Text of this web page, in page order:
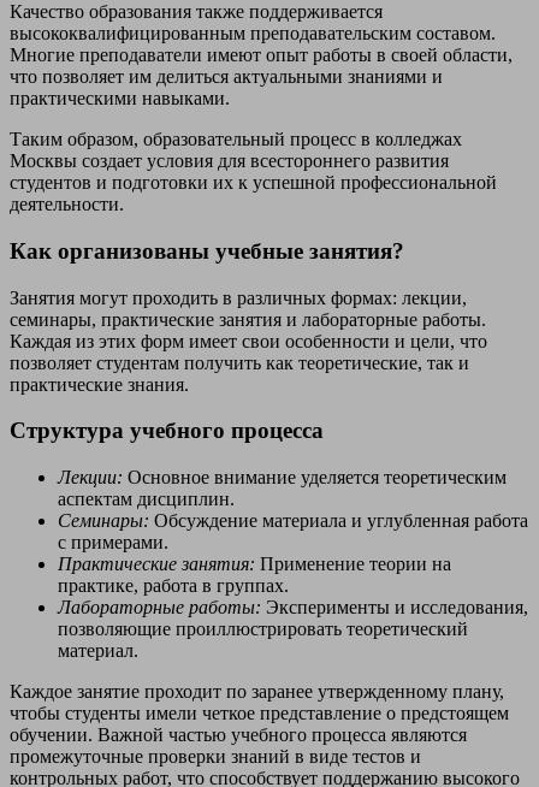
Качество образования также поддерживается
высококвалифицированным преподавательским составом.
Многие преподаватели имеют опыт работы в своей области,
что позволяет им делиться актуальными знаниями и
практическими навыками.
Таким образом, образовательный процесс в колледжах
Москвы создает условия для всестороннего развития
студентов и подготовки их к успешной профессиональной
деятельности.
Как организованы учебные занятия?
Занятия могут проходить в различных формах: лекции,
семинары, практические занятия и лабораторные работы.
Каждая из этих форм имеет свои особенности и цели, что
позволяет студентам получить как теоретические, так и
практические знания.
Структура учебного процесса
Лекции: Основное внимание уделяется теоретическим
аспектам дисциплин.
Семинары: Обсуждение материала и углубленная работа
с примерами.
Практические занятия: Применение теории на
практике, работа в группах.
Лабораторные работы: Эксперименты и исследования,
позволяющие проиллюстрировать теоретический
материал.
Каждое занятие проходит по заранее утвержденному плану,
чтобы студенты имели четкое представление о предстоящем
обучении. Важной частью учебного процесса являются
промежуточные проверки знаний в виде тестов и
контрольных работ, что способствует поддержанию высокого